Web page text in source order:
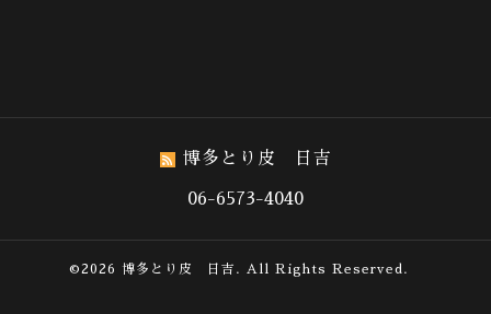
博多とり皮 日吉
06-6573-4040
©2026 博多とり皮 日吉 . All Rights Reserved.